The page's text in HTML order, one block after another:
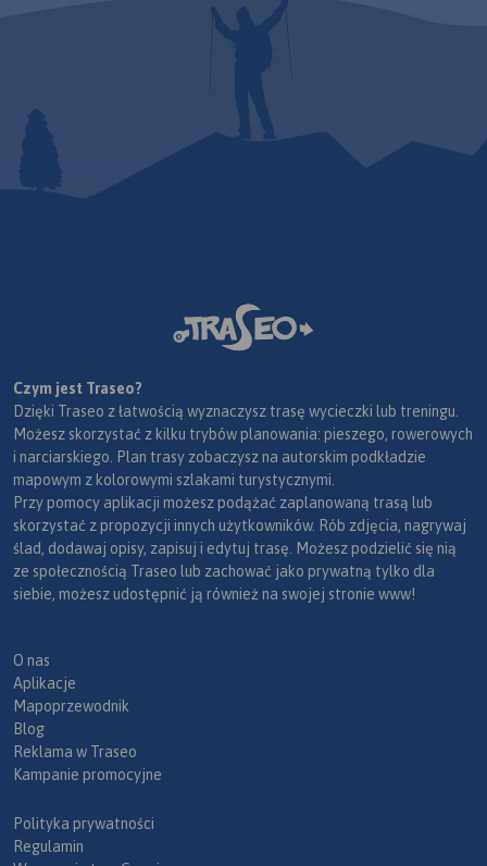
Czym jest Traseo?
Dzięki Traseo z łatwością wyznaczysz trasę wycieczki lub treningu.
Możesz skorzystać z kilku trybów planowania: pieszego, rowerowych
i narciarskiego. Plan trasy zobaczysz na autorskim podkładzie
mapowym z kolorowymi szlakami turystycznymi.
Przy pomocy aplikacji możesz podążać zaplanowaną trasą lub
skorzystać z propozycji innych użytkowników. Rób zdjęcia, nagrywaj
ślad, dodawaj opisy, zapisuj i edytuj trasę. Możesz podzielić się nią
ze społecznością Traseo lub zachować jako prywatną tylko dla
siebie, możesz udostępnić ją również na swojej stronie www!
O nas
Aplikacje
Mapoprzewodnik
Blog
Reklama w Traseo
Kampanie promocyjne
Polityka prywatności
Regulamin